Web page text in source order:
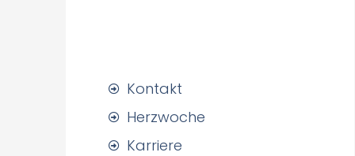
Kontakt
Herzwoche
Karriere